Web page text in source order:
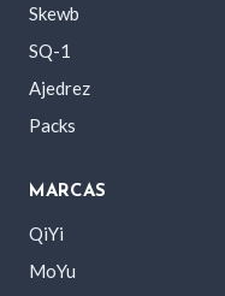
Skewb
SQ-1
Ajedrez
Packs
MARCAS
QiYi
MoYu